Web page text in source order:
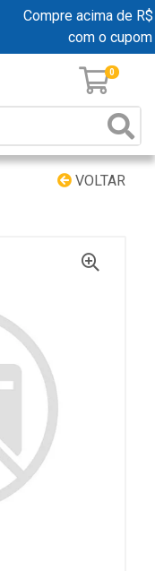
Compre acima de
com o cupom
0
VOLTAR